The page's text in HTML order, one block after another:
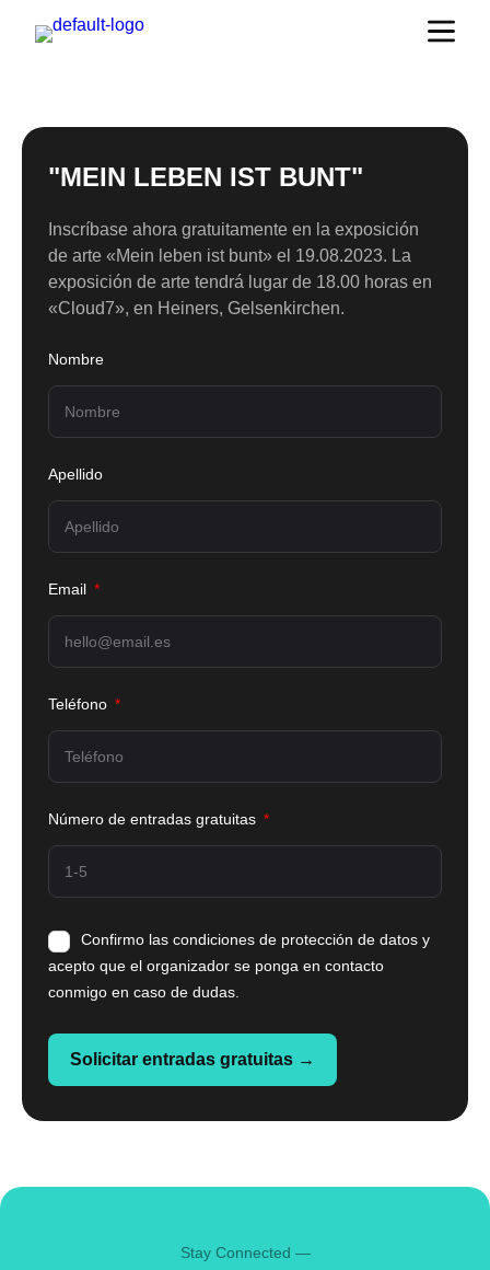
"MEIN LEBEN IST BUNT"
Inscríbase ahora gratuitamente en la exposición
de arte «Mein leben ist bunt» el 19.08.2023. La
exposición de arte tendrá lugar de 18.00 horas en
«Cloud7», en Heiners, Gelsenkirchen.
Nombre
Apellido
Email
Teléfono
Número de entradas gratuitas
Confirmo las condiciones de protección de datos y
acepto que el organizador se ponga en contacto
conmigo en caso de dudas.
Solicitar entradas gratuitas →
Stay Connected —